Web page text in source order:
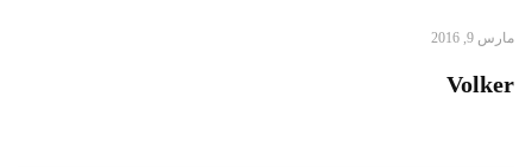
مارس 9, 2016
Volker